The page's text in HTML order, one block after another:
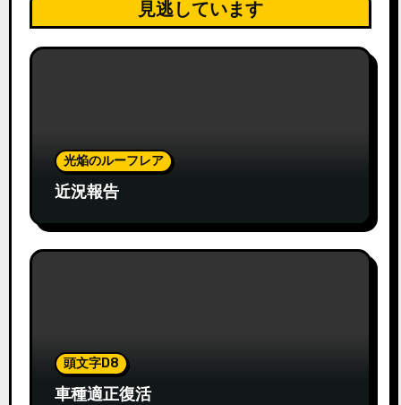
見逃しています
光焔のルーフレア
近況報告
頭文字D8
車種適正復活